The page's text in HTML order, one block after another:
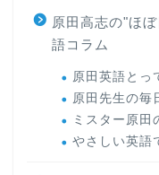
原田高志の"ほ
語コラム
原田英語とっ
原田先生の毎
ミスター原田
やさしい英語